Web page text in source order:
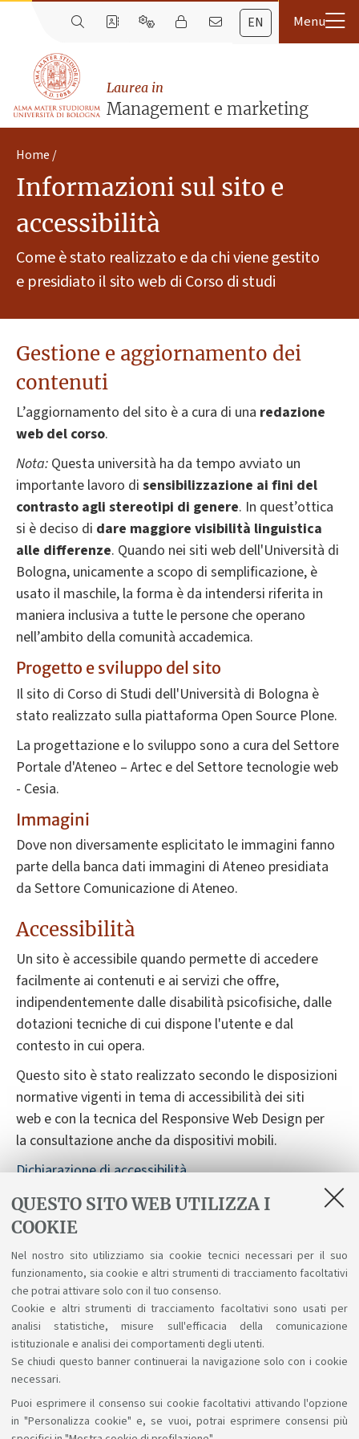
QUESTO SITO WEB UTILIZZA I
COOKIE
Nel nostro sito utilizziamo sia cookie tecnici necessari per il suo
funzionamento, sia cookie e altri strumenti di tracciamento facoltativi
che potrai attivare solo con il tuo consenso.
Cookie e altri strumenti di tracciamento facoltativi sono usati per
analisi statistiche, misure sull'efficacia della comunicazione
istituzionale e analisi dei comportamenti degli utenti.
Se chiudi questo banner continuerai la navigazione solo con i cookie
necessari.
Puoi esprimere il consenso sui cookie facoltativi attivando l'opzione
in "Personalizza cookie" e, se vuoi, potrai esprimere consensi più
EN
Laurea in
Management e marketing
Home
Informazioni sul sito e
accessibilità
Come è stato realizzato e da chi viene gestito
e presidiato il sito web di Corso di studi
Gestione e aggiornamento dei
contenuti
L’aggiornamento del sito è a cura di una redazione
web del corso.
Nota: Questa università ha da tempo avviato un
importante lavoro di sensibilizzazione ai fini del
contrasto agli stereotipi di genere. In quest’ottica
si è deciso di dare maggiore visibilità linguistica
alle differenze. Quando nei siti web dell'Università di
Bologna, unicamente a scopo di semplificazione, è
usato il maschile, la forma è da intendersi riferita in
maniera inclusiva a tutte le persone che operano
nell’ambito della comunità accademica.
Progetto e sviluppo del sito
Il sito di Corso di Studi dell'Università di Bologna è
stato realizzato sulla piattaforma Open Source Plone.
La progettazione e lo sviluppo sono a cura del Settore
Portale d'Ateneo – Artec e del Settore tecnologie web
- Cesia.
Immagini
Dove non diversamente esplicitato le immagini fanno
parte della banca dati immagini di Ateneo presidiata
da Settore Comunicazione di Ateneo.
Accessibilità
Un sito è accessibile quando permette di accedere
facilmente ai contenuti e ai servizi che offre,
indipendentemente dalle disabilità psicofisiche, dalle
dotazioni tecniche di cui dispone l'utente e dal
contesto in cui opera.
Questo sito è stato realizzato secondo le disposizioni
normative vigenti in tema di accessibilità dei siti
web e con la tecnica del Responsive Web Design per
la consultazione anche da dispositivi mobili.
Dichiarazione di accessibilità
Segnalazioni sull'accessibilità
Nonostante le verifiche, non è sempre possibile
garantire la completa accessibilità del sito. Vi
preghiamo di segnalarci difficoltà riscontrate
nell'accesso alle informazioni e ai servizi scrivendo a
accessibile@unibo.it .
Sosteniamo il diritto alla conoscenza